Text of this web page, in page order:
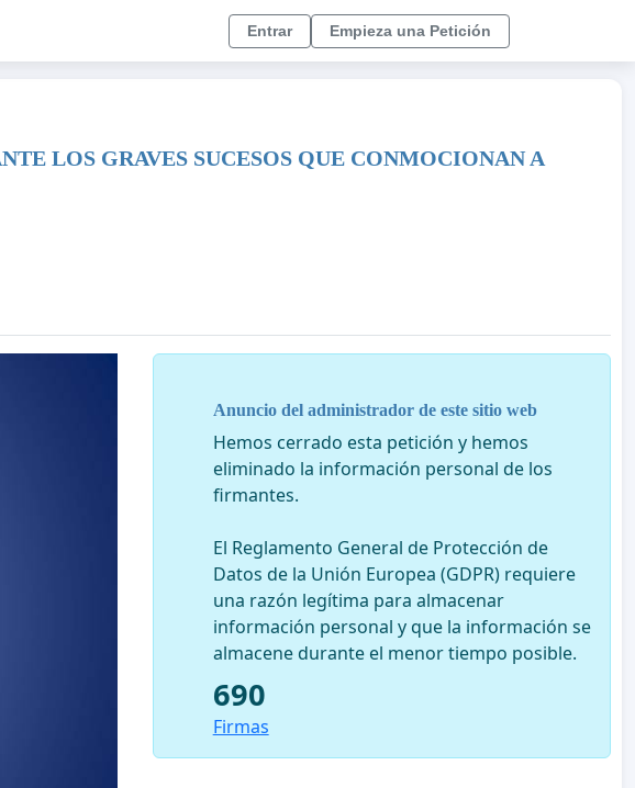
Entrar Empieza una Petición
LOS GRAVES SUCESOS QUE CONMOCIONAN A
Anuncio del administrador de este sitio web
Hemos cerrado esta petición y hemos
eliminado la información personal de los
firmantes.
El Reglamento General de Protección de
Datos de la Unión Europea (GDPR) requiere
una razón legítima para almacenar
información personal y que la información se
almacene durante el menor tiempo posible.
690
Firmas